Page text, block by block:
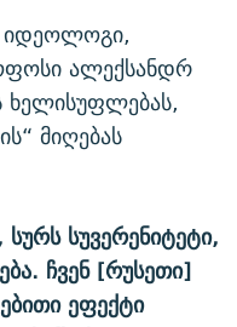
იდეოლოგი,
ალექსანდრ
ხელისუფლებას,
მიღებას
სუვერენიტეტი,
ჩვენ [რუსეთი]
ეფექტი